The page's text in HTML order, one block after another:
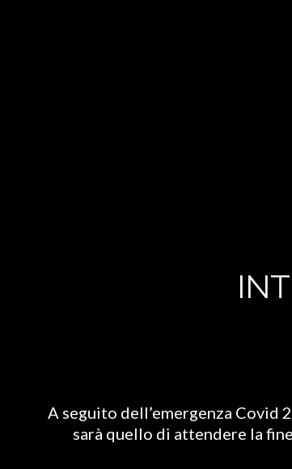
A seguito dell’emergenza
sarà quello di attendere la